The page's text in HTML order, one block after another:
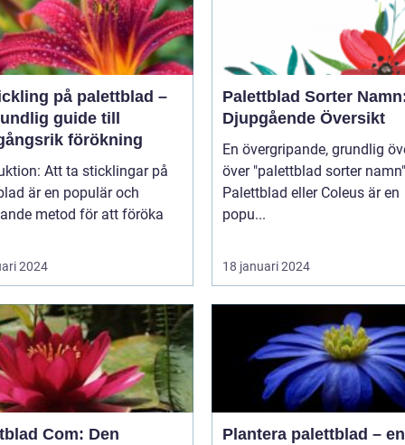
på palettblad –
guide till
förökning
sticklingar på
är en populär och
metod för att föröka
2024
Palettblad Sorter
Djupgående Översikt
En övergripande, grundlig
över "palettblad sorter namn"
Palettblad eller Coleus är en
popu...
18 januari 2024
Com: Den
Plantera palettblad – en